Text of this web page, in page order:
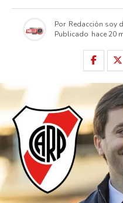
Por Redacción soy
Publicado hace 20